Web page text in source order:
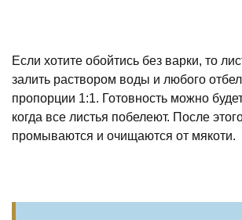
Если хотите обойтись без варки, то
залить раствором воды и любого
пропорции 1:1. Готовность можно
когда все листья побелеют. После
промываются и очищаются от мякоти.